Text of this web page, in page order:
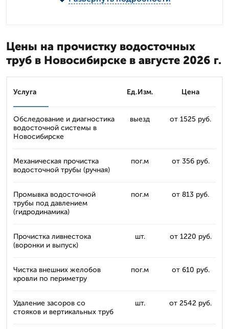
Цены на прочистку водосточных
труб в Новосибирске в августе 2026 г.
Услуга Ед.Изм. Цена
Обследование и диагностика
водосточной системы в
Новосибирске
выезд от 1525 руб.
Механическая прочистка
водосточной трубы (ручная)
пог.м от 356 руб.
Промывка водосточной
трубы под давлением
(гидродинамика)
пог.м от 813 руб.
Прочистка ливнестока
(воронки и выпуск)
шт. от 1220 руб.
Чистка внешних желобов
кровли по периметру
пог.м от 610 руб.
Удаление засоров со
стояков и вертикальных труб
шт. от 2542 руб.